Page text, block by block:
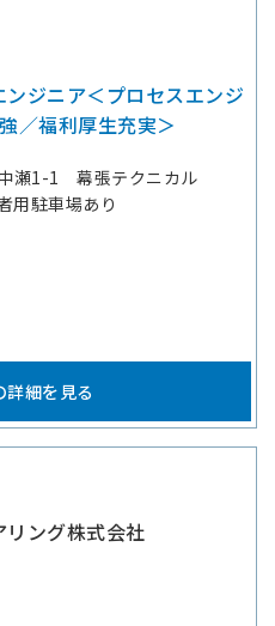
ジニア＜プロセスエンジ
／福利厚生充実＞
瀬1-1 幕張テクニカル
駐車場あり
詳細を見る
ング株式会社